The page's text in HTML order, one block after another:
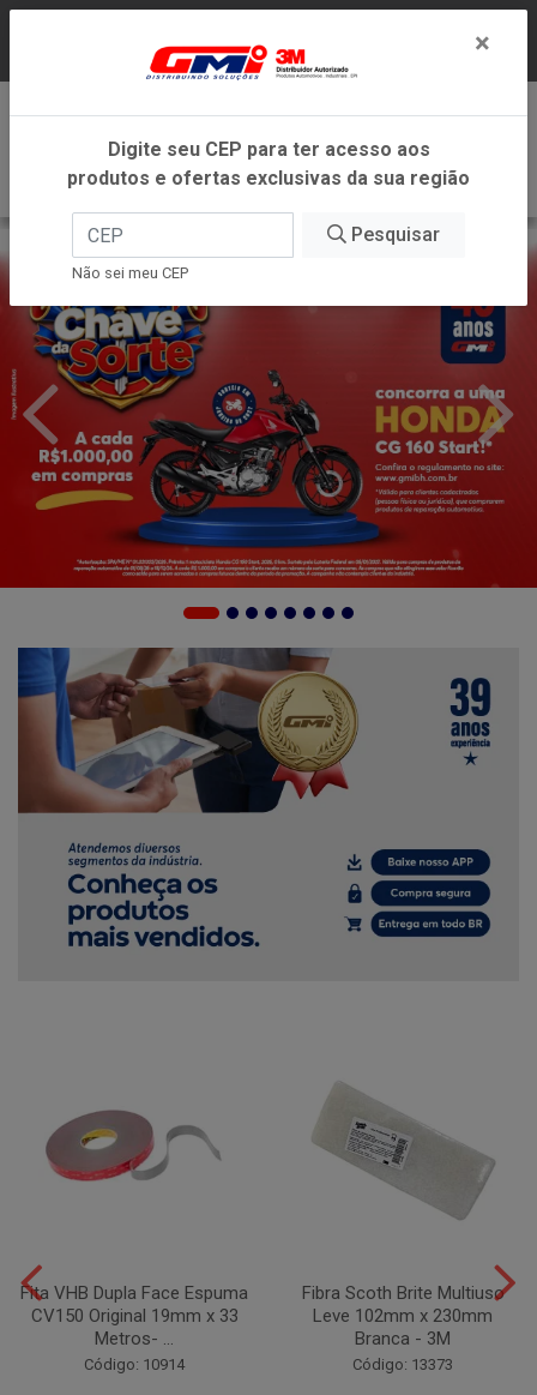
DENTRO DO ESTADO DE MINAS GERAIS.
Fita VHB Dupla Face Espuma
CV150 Original 19mm x 33
Metros- ...
Código: 10914
Fibra Scoth Brite Multiuso
Leve 102mm x 230mm
Branca - 3M
Código: 13373
×
Digite seu CEP para ter acesso aos
produtos e ofertas exclusivas da sua região
Pesquisar
Não sei meu CEP